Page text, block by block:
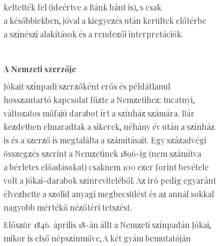
keltették fel (ideértve a Bánk bánt is), s csak
a későbbiekben, jóval a kiegyezés után kerültek előtérbe
a színészi alakítások és a rendezői interpretációk.
A Nemzeti szerzője
Jókait színpadi szerzőként erős és példátlanul
hosszantartó kapcsolat fűzte a Nemzetihez: tucatnyi,
változatos műfajú darabot írt a színház számára. Bár
kezdetben elmaradtak a sikerek, néhány év után a színház
is és a szerző is megtalálta a számításait. Egy századvégi
összegzés szerint a Nemzetinek 1896-ig (nem számítva
a bérletes előadásokat) csaknem 100 ezer forint bevétele
volt a Jókai-darabok színreviteléből. Az író pedig egyaránt
élvezhette a szolid anyagi megbecsülést és az annál sokkal
nagyobb mértékű nézőtéri tetszést.
Először 1846. április 18-án állt a Nemzeti színpadán Jókai,
mikor is első népszínműve, A két gyám bemutatóján